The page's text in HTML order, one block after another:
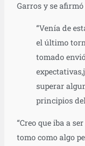
Garros y se
“Venía de
el último
tomado
superar
principios
“Creo que iba a
tomo como algo